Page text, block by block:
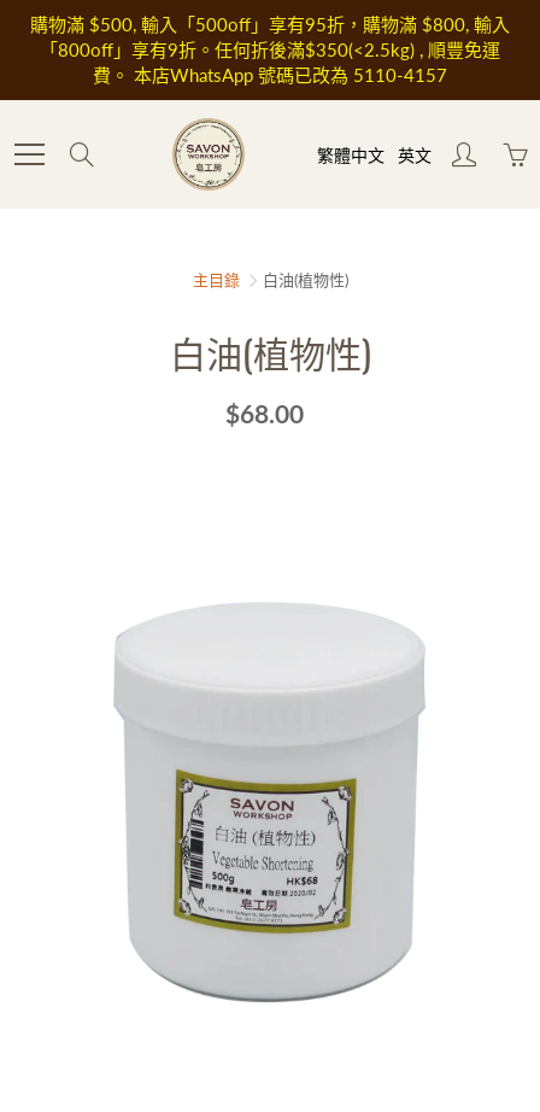
Skip
Content
購物滿 $500, 輸入「500off」享有95折，購物滿 $800, 輸入
「800off」享有9折。任何折後滿$350(<2.5kg) , 順豐免運
費。 本店WhatsApp 號碼已改為 5110-4157
繁體中文 英文
主目錄 白油(植物性)
白油(植物性)
$68.00